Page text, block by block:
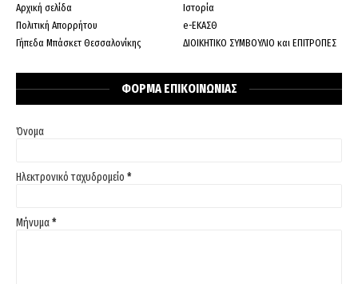
Αρχική σελίδα
Ιστορία
Πολιτική Απορρήτου
e-ΕΚΑΣΘ
Γήπεδα Μπάσκετ Θεσσαλονίκης
ΔΙΟΙΚΗΤΙΚΟ ΣΥΜΒΟΥΛΙΟ και ΕΠΙΤΡΟΠΕΣ
ΦΟΡΜΑ ΕΠΙΚΟΙΝΩΝΙΑΣ
Όνομα
Ηλεκτρονικό ταχυδρομείο *
Μήνυμα*